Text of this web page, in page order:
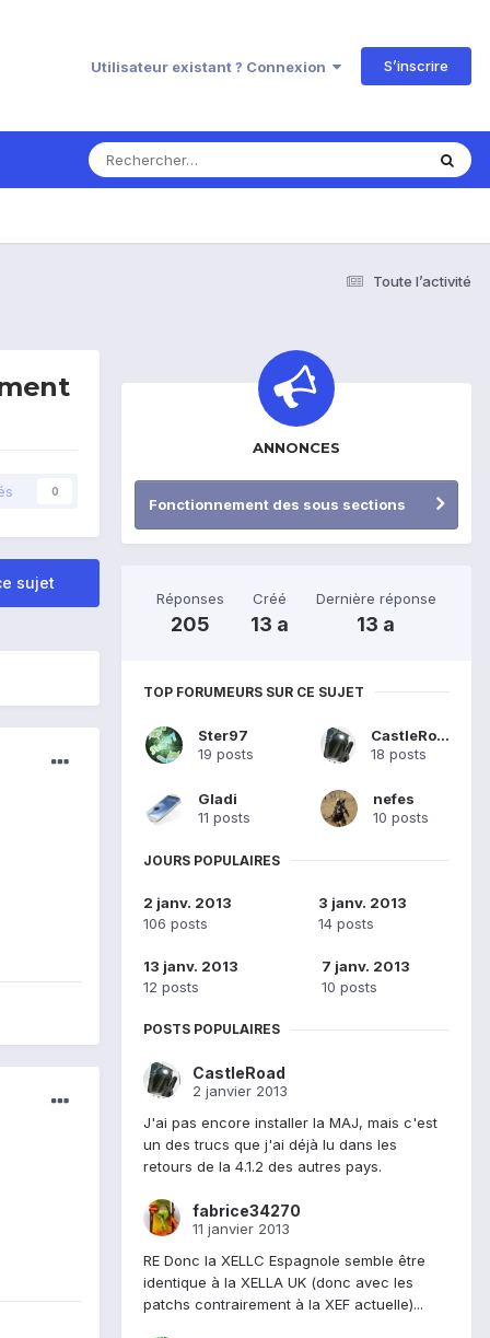
Utilisateur existant ? Connexion S’inscrire
Toute l’activité
0
sujet
ANNONCES
Fonctionnement des sous sections
Réponses
205
Créé
13 a
Dernière réponse
13 a
TOP FORUMEURS SUR CE SUJET
Ster97
19 posts
CastleRoad
18 posts
Gladi
11 posts
nefes
10 posts
JOURS POPULAIRES
2 janv. 2013
106 posts
3 janv. 2013
14 posts
13 janv. 2013
12 posts
7 janv. 2013
10 posts
POSTS POPULAIRES
CastleRoad
2 janvier 2013
J'ai pas encore installer la MAJ, mais c'est
un des trucs que j'ai déjà lu dans les
retours de la 4.1.2 des autres pays.
fabrice34270
11 janvier 2013
RE Donc la XELLC Espagnole semble être
identique à la XELLA UK (donc avec les
patchs contrairement à la XEF actuelle)...